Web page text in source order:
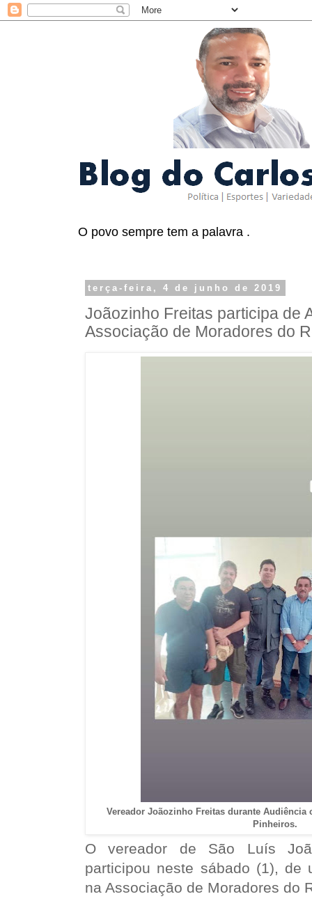
O povo sempre tem a palavra .
terça-feira, 4 de junho de 2019
Joãozinho Freitas participa de
Associação de Moradores do
Vereador Joãozinho Freitas durante Audiência
Pinheiros.
O vereador de São Luís
participou neste sábado (1), de
na Associação de Moradores do